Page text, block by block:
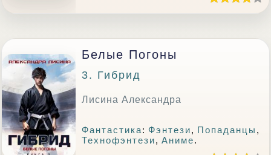
Белые Погоны
3. Гибрид
Лисина Александра
Фантастика: Фэнтези, Попаданцы ,
Технофэнтези,Аниме.